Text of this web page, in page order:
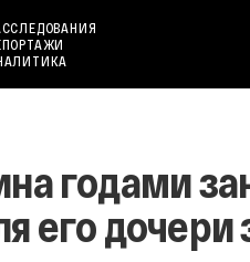
годами
его